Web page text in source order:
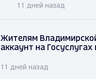
11 дней назад
Жителям
аккаунт на Госуслугах
11 дней назад